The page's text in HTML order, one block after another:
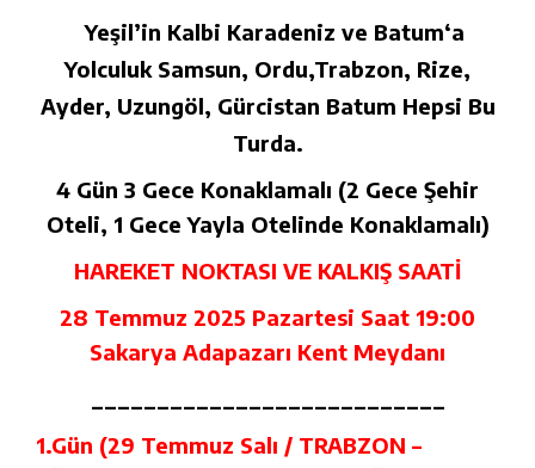
Yeşil’in Kalbi Karadeniz ve Batum‘a
Yolculuk Samsun, Ordu,Trabzon, Rize,
Ayder, Uzungöl, Gürcistan Batum Hepsi Bu
Turda.
4 Gün 3 Gece Konaklamalı (2 Gece Şehir
Oteli, 1 Gece Yayla Otelinde Konaklamalı)
HAREKET NOKTASI VE KALKIŞ SAATİ
28 Temmuz 2025 Pazartesi Saat 19:00
Sakarya Adapazarı Kent Meydanı
1.Gün (29 Temmuz Salı / TRABZON –